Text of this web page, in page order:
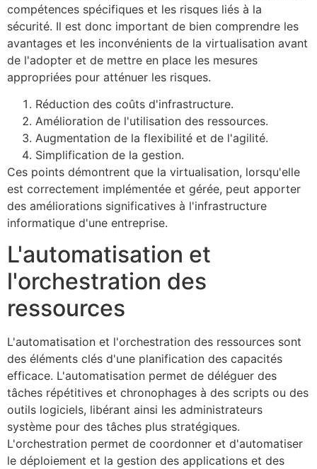
compétences spécifiques et les risques liés à la
sécurité. Il est donc important de bien comprendre les
avantages et les inconvénients de la virtualisation avant
de l'adopter et de mettre en place les mesures
appropriées pour atténuer les risques.
Réduction des coûts d'infrastructure.
Amélioration de l'utilisation des ressources.
Augmentation de la flexibilité et de l'agilité.
Simplification de la gestion.
Ces points démontrent que la virtualisation, lorsqu'elle
est correctement implémentée et gérée, peut apporter
des améliorations significatives à l'infrastructure
informatique d'une entreprise.
L'automatisation et
l'orchestration des
ressources
L'automatisation et l'orchestration des ressources sont
des éléments clés d'une planification des capacités
efficace. L'automatisation permet de déléguer des
tâches répétitives et chronophages à des scripts ou des
outils logiciels, libérant ainsi les administrateurs
système pour des tâches plus stratégiques.
L'orchestration permet de coordonner et d'automatiser
le déploiement et la gestion des applications et des